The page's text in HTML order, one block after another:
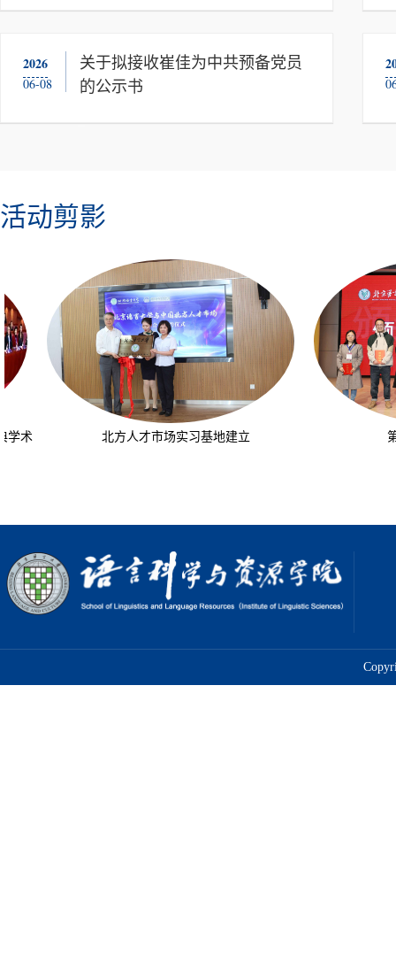
2026
06-08
关于拟接收崔佳为中共预备党员
的公示书
活动剪影
北方人才市场实习基地建立 第十